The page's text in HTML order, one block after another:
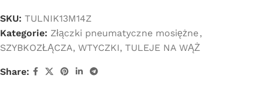
SKU: TULNIK13M14Z
Kategorie: Złączki pneumatyczne mosiężne,
SZYBKOZŁĄCZA, WTYCZKI, TULEJE NA WĄŻ
Share: